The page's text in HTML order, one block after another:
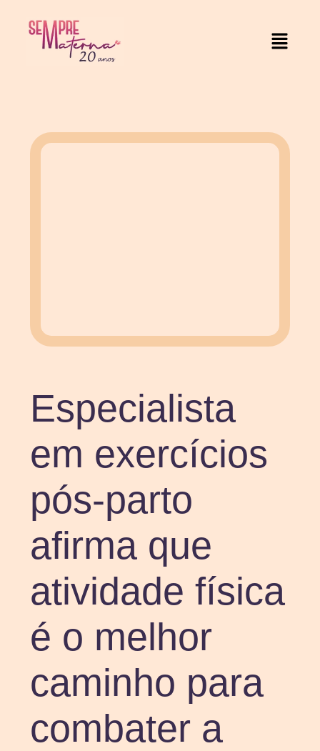
Especialista
em exercícios
pós-parto
afirma que
atividade física
é o melhor
caminho para
combater a